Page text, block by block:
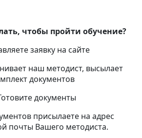
чтобы пройти обучение?
заявку на сайте
наш методист, высылает
документов
документы
присылаете на адрес
почты Вашего методиста.